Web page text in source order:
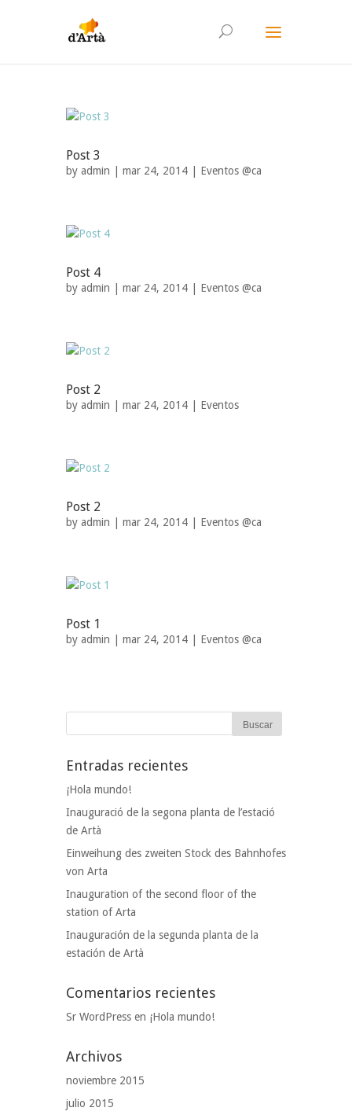
Post 3
by admin | mar 24, 2014 | Eventos @ca
Post 4
by admin | mar 24, 2014 | Eventos @ca
Post 2
by admin | mar 24, 2014 | Eventos
Post 2
by admin | mar 24, 2014 | Eventos @ca
Post 1
by admin | mar 24, 2014 | Eventos @ca
Entradas recientes
¡Hola mundo!
Inauguració de la segona planta de l’estació
de Artà
Einweihung des zweiten Stock des Bahnhofes
von Arta
Inauguration of the second floor of the
station of Arta
Inauguración de la segunda planta de la
estación de Artà
Comentarios recientes
Sr WordPress en ¡Hola mundo!
Archivos
noviembre 2015
julio 2015